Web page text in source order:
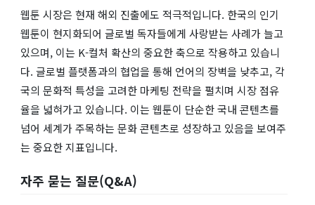
웹툰 시장은 현재 해외 진출에도 적극적입니다. 한국의 인기
웹툰이 현지화되어 글로벌 독자들에게 사랑받는 사례가 늘고
있으며, 이는 K-컬처 확산의 중요한 축으로 작용하고 있습니
다. 글로벌 플랫폼과의 협업을 통해 언어의 장벽을 낮추고, 각
국의 문화적 특성을 고려한 마케팅 전략을 펼치며 시장 점유
율을 넓혀가고 있습니다. 이는 웹툰이 단순한 국내 콘텐츠를
넘어 세계가 주목하는 문화 콘텐츠로 성장하고 있음을 보여주
는 중요한 지표입니다.
자주 묻는 질문(Q&A)